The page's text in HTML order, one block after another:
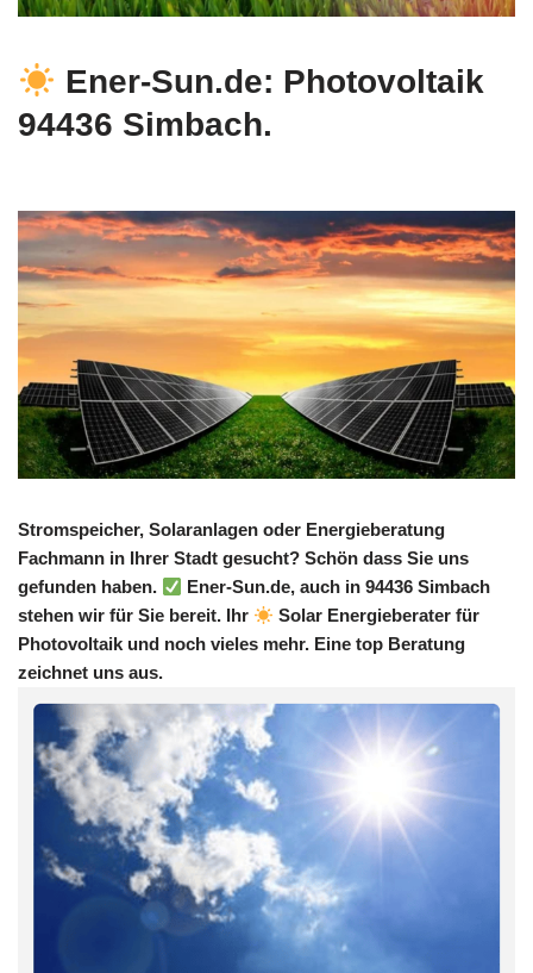
Ener-Sun.de: Photovoltaik
94436 Simbach.
Stromspeicher, Solaranlagen oder Energieberatung
Fachmann in Ihrer Stadt gesucht? Schön dass Sie uns
gefunden haben.
Ener-Sun.de, auch in 94436 Simbach
stehen wir für Sie bereit. Ihr
Solar Energieberater für
Photovoltaik und noch vieles mehr. Eine top Beratung
zeichnet uns aus.